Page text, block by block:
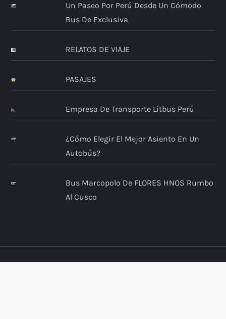
Un Paseo Por Perú Desde Un Cómodo
Bus De Exclusiva
RELATOS DE VIAJE
PASAJES
Empresa De Transporte Litbus Perú
¿Cómo Elegir El Mejor Asiento En Un
Autobús?
Bus Marcopolo De FLORES HNOS Rumbo
Al Cusco